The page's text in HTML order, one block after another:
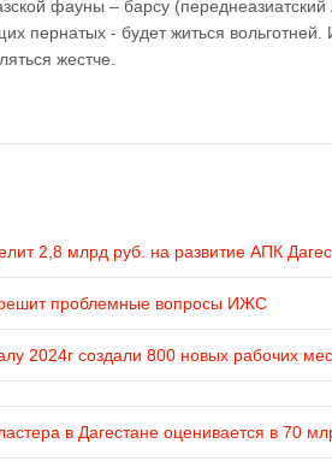
фауны – барсу (переднеазиатский
пернатых - будет житься
жестче.
2,8 млрд руб. на развитие АПК
проблемные вопросы ИЖС
2024г создали 800 новых рабочих
в Дагестане оценивается в 70